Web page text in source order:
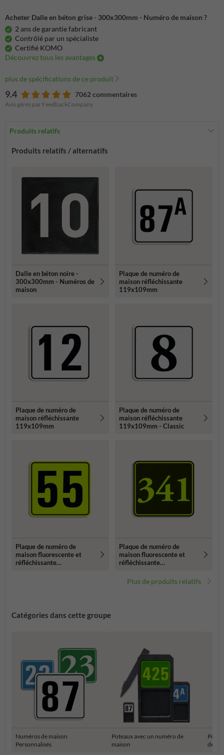
Acheter Dalle en béton grise - 300x300mm - Numéro de maison ?
2 ans de garantie fabricant
Contrôlé par un spécialiste
Certifié KOMO
Découvrez tous les avantages
plus de spécifications de ce produit
9.4 7062 commentaires
Avis gérés par FeedbackCompany
Produits relatifs
Produits relatifs / alternatifs
Dalle en béton noire -
300x300mm - Numéros de
maison
Plaque de numéro de
maison réfléchissante
119x109mm
Plaque de numéro de
maison réfléchissante
119x109mm
Plaque de numéro de
maison réfléchissante
119x109mm - Classic
Plaque de numéro de
maison fluorescente et
réfléchissante
Plaque de numéro de
maison fluorescente et
réfléchissante
Plus de produits relatifs
Catégories dans cette groupe
Numéros de maison
Personnalisés
Poteaux avec un numéro de
maison
de